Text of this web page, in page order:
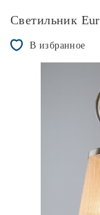
Трековые
Светильник
В избранное